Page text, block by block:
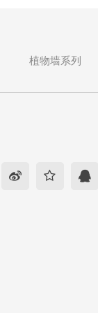
植物墙系列